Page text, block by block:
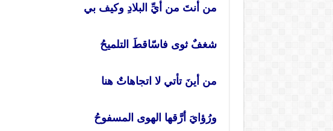
من أنتَ من أيِّ البلادِ وكيف بي
شغفٌ ثوى فاسّاقطَ التلميحُ
من أينَ تأتي لا اتجاهاتٌ هنا
ورُؤايَ أرَّقها الهوى المسفوحُ